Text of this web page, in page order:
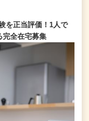
を正当評価！1⼈で
完全在宅募集